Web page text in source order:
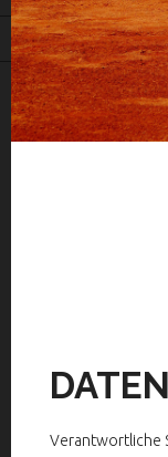
Verantwortliche